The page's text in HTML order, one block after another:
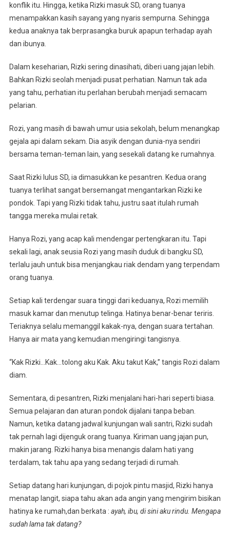
konflik itu. Hingga, ketika Rizki masuk SD, orang tuanya
menampakkan kasih sayang yang nyaris sempurna. Sehingga
kedua anaknya tak berprasangka buruk apapun terhadap ayah
dan ibunya.
Dalam keseharian, Rizki sering dinasihati, diberi uang jajan lebih.
Bahkan Rizki seolah menjadi pusat perhatian. Namun tak ada
yang tahu, perhatian itu perlahan berubah menjadi semacam
pelarian.
Rozi, yang masih di bawah umur usia sekolah, belum menangkap
gejala api dalam sekam. Dia asyik dengan dunia-nya sendiri
bersama teman-teman lain, yang sesekali datang ke rumahnya.
Saat Rizki lulus SD, ia dimasukkan ke pesantren. Kedua orang
tuanya terlihat sangat bersemangat mengantarkan Rizki ke
pondok. Tapi yang Rizki tidak tahu, justru saat itulah rumah
tangga mereka mulai retak.
Hanya Rozi, yang acap kali mendengar pertengkaran itu. Tapi
sekali lagi, anak seusia Rozi yang masih duduk di bangku SD,
terlalu jauh untuk bisa menjangkau riak dendam yang terpendam
orang tuanya.
Setiap kali terdengar suara tinggi dari keduanya, Rozi memilih
masuk kamar dan menutup telinga. Hatinya benar-benar teriris.
Teriaknya selalu memanggil kakak-nya, dengan suara tertahan.
Hanya air mata yang kemudian mengiringi tangisnya.
“Kak Rizki…Kak…tolong aku Kak. Aku takut Kak,” tangis Rozi dalam
diam.
Sementara, di pesantren, Rizki menjalani hari-hari seperti biasa.
Semua pelajaran dan aturan pondok dijalani tanpa beban.
Namun, ketika datang jadwal kunjungan wali santri, Rizki sudah
tak pernah lagi dijenguk orang tuanya. Kiriman uang jajan pun,
makin jarang. Rizki hanya bisa menangis dalam hati yang
terdalam, tak tahu apa yang sedang terjadi di rumah.
Setiap datang hari kunjungan, di pojok pintu masjid, Rizki hanya
menatap langit, siapa tahu akan ada angin yang mengirim bisikan
hatinya ke rumah,dan berkata : ayah, ibu, di sini aku rindu. Mengapa
sudah lama tak datang?